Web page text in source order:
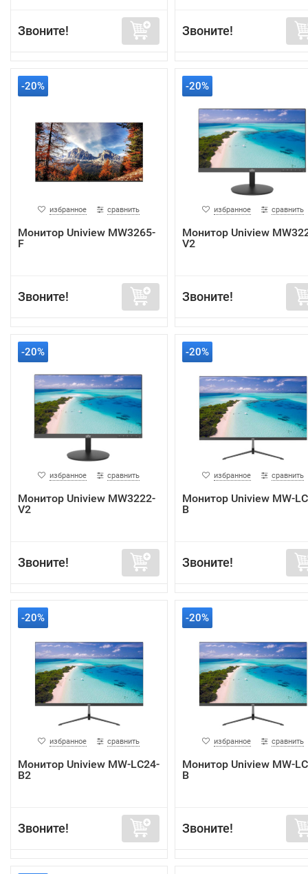
Звоните! Звоните!
-20%
избранное сравнить
Монитор Uniview MW3265-
F
Звоните!
-20%
избранное сравнить
Монитор Uniview
V2
Звоните!
-20%
избранное сравнить
Монитор Uniview MW3222-
V2
Звоните!
-20%
избранное сравнить
Монитор Uniview MW-
B
Звоните!
-20%
избранное сравнить
Монитор Uniview MW-LC24-
B2
Звоните!
-20%
избранное сравнить
Монитор Uniview MW-
B
Звоните!